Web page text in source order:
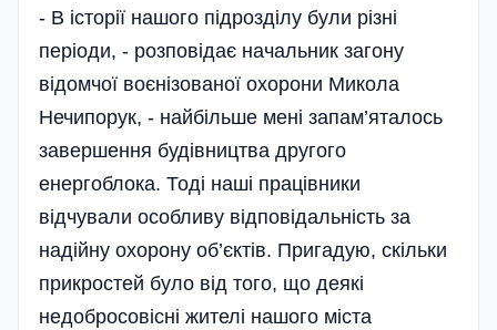
- В історії нашого підрозділу були різні
періоди, - розповідає начальник загону
відомчої воєнізованої охорони Микола
Нечипорук, - найбільше мені запам’яталось
завершення будівництва другого
енергоблока. Тоді наші працівники
відчували особливу відповідальність за
надійну охорону об’єктів. Пригадую, скільки
прикростей було від того, що деякі
недобросовісні жителі нашого міста